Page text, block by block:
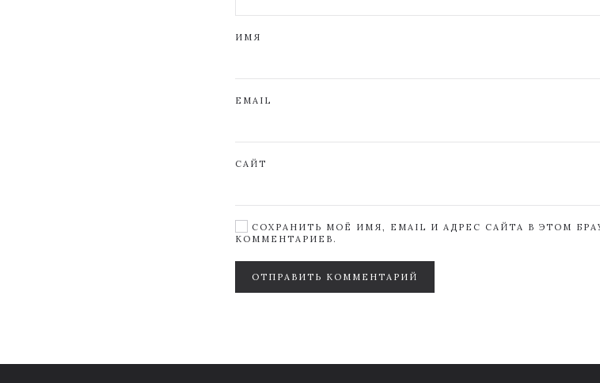
ИМЯ
EMAIL
САЙТ
СОХРАНИТЬ МОЁ ИМЯ, EMAIL И АДРЕС САЙТА В ЭТОМ
КОММЕНТАРИЕВ.
ОТПРАВИТЬ КОММЕНТАРИЙ